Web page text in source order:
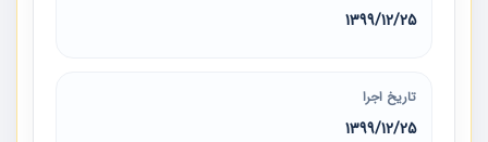
1399/12/25
تاریخ اجرا
1399/12/25